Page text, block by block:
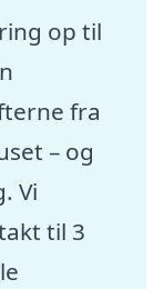
op til
fra
– og
Vi
til 3